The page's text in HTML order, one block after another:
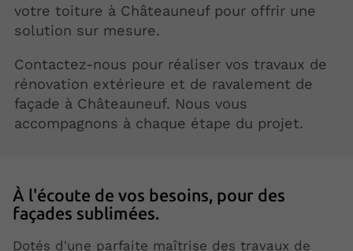
votre toiture à Châteauneuf pour offrir une
solution sur mesure.
Contactez-nous pour réaliser vos travaux de
rénovation extérieure et de ravalement de
façade à Châteauneuf. Nous vous
accompagnons à chaque étape du projet.
À l'écoute de vos besoins, pour des
façades sublimées.
Dotés d'une parfaite maîtrise des travaux de